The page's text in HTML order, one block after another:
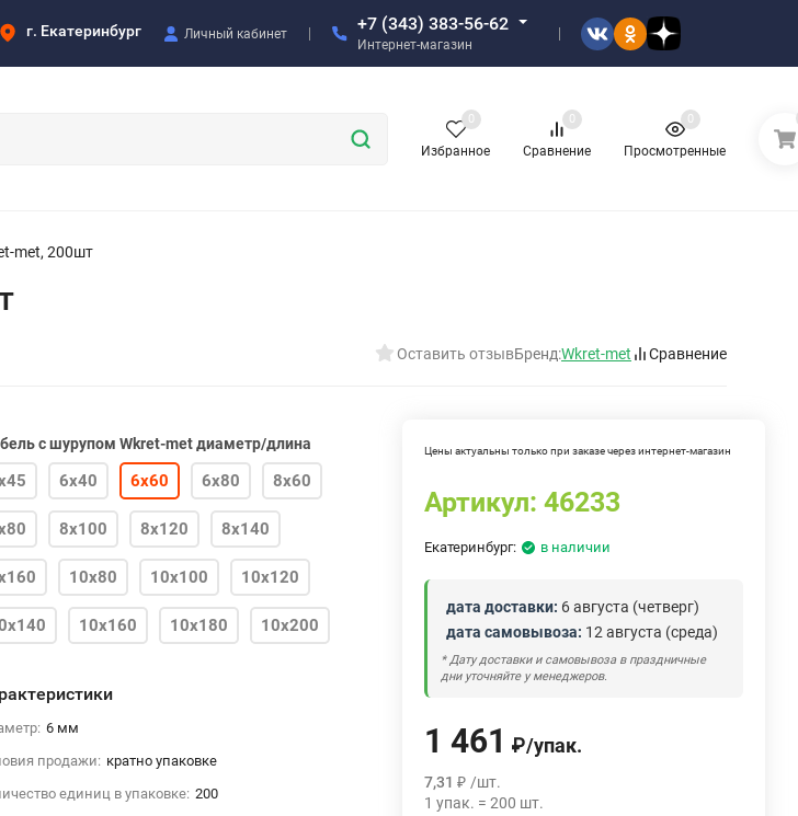
г. Екатеринбург Личный кабинет +7 (343) 383-56-62
Интернет-магазин
Избранное
0
Сравнение
0
Просмотренные
0
met, 200шт
Оставить отзывБренд:Wkret-met Сравнение
с шурупом Wkret-met диаметр/длина
6х40 6х60 6х80 8х60
8х100 8х120 8х140
10х80 10х100 10х120
10х160 10х180 10х200
6 мм
продажи: кратно упаковке
единиц в упаковке: 200
Цены актуальны только при заказе через интернет-магазин
Артикул:46233
Екатеринбург: в наличии
дата доставки: 6 августа (четверг)
дата самовывоза: 12 августа (среда)
* Дату доставки и самовывоза в праздничные
дни уточняйте у менеджеров.
1 461 ₽/упак.
7,31 ₽ /шт.
1 упак. =200 шт.